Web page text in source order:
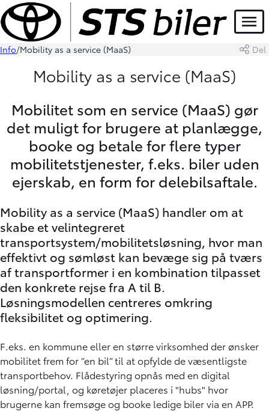
Menu
Info Mobility as a service (MaaS) Del
Mobility as a service (MaaS)
Mobilitet som en service (MaaS) gør
det muligt for brugere at planlægge,
booke og betale for flere typer
mobilitetstjenester, f.eks. biler uden
ejerskab, en form for delebilsaftale.
Mobility as a service (MaaS) handler om at
skabe et velintegreret
transportsystem/mobilitetsløsning, hvor man
effektivt og sømløst kan bevæge sig på tværs
af transportformer i en kombination tilpasset
den konkrete rejse fra A til B.
Løsningsmodellen centreres omkring
fleksibilitet og optimering.
F.eks. en kommune eller en større virksomhed der ønsker
mobilitet frem for ”en bil” til at opfylde de væsentligste
transportbehov. Flådestyring opnås med en digital
løsning/portal, og køretøjer placeres i "hubs" hvor
brugerne kan fremsøge og booke ledige biler via en APP.